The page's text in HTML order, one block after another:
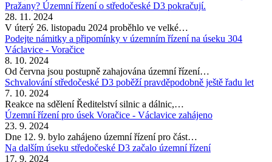
Pražany? Územní řízení o středočeské D3 pokračují.
28. 11. 2024
V úterý 26. listopadu 2024 proběhlo ve velké…
Podejte námitky a připomínky v územním řízení na úseku 304
Václavice - Voračice
8. 10. 2024
Od června jsou postupně zahajována územní řízení…
Schvalování středočeské D3 poběží pravděpodobně ještě řadu let
7. 10. 2024
Reakce na sdělení Ředitelství silnic a dálnic,…
Územní řízení pro úsek Voračice - Václavice zahájeno
23. 9. 2024
Dne 12. 9. bylo zahájeno územní řízení pro část…
Na dalším úseku středočeské D3 začalo územní řízení
17. 9. 2024